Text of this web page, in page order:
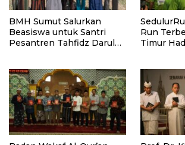
BMH Sumut Salurkan
Beasiswa untuk Santri
Pesantren Tahfidz Darul
Run
Timur
Santri